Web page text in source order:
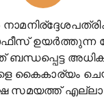
ഉയർത്തുന്ന
ബന്ധപ്പെട്ട
കൈകാര്യം
സമയത്ത് എല്ലാ